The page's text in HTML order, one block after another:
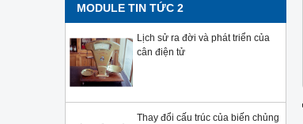
MODULE TIN TỨC 2
Lịch sử ra đời và phát triển của
cân điện tử
Thay đổi cấu trúc của biến chủng